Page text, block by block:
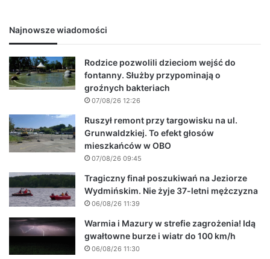
Najnowsze wiadomości
Rodzice pozwolili dzieciom wejść do
fontanny. Służby przypominają o
groźnych bakteriach
07/08/26 12:26
Ruszył remont przy targowisku na ul.
Grunwaldzkiej. To efekt głosów
mieszkańców w OBO
07/08/26 09:45
Tragiczny finał poszukiwań na Jeziorze
Wydmińskim. Nie żyje 37-letni mężczyzna
06/08/26 11:39
Warmia i Mazury w strefie zagrożenia! Idą
gwałtowne burze i wiatr do 100 km/h
06/08/26 11:30